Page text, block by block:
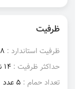
ظرفیت
ظرفیت استاندارد : 8 نفر
حداکثر ظرفیت : 14 نفر
تعداد حمام : 5 عدد